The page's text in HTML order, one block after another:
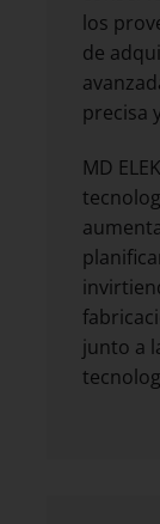
los
de
precisa
MD
junto a